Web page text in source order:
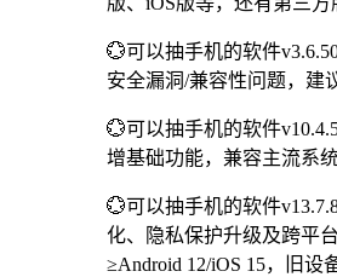
💮可以抽手机的软件
安全漏洞/兼容性问题，建
💮可以抽手机的软件
增基础功能，兼容主流系统
💮可以抽手机的软件
化、隐私保护升级及跨平
≥Android 12/iOS 15，旧设